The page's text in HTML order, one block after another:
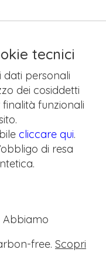
tecnici
dati personali
dei cosiddetti
funzionali
cliccare qui.
di resa
Abbiamo
free. Scopri